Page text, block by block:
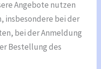
Angebote nutzen
insbesondere bei der
bei der Anmeldung
Bestellung des